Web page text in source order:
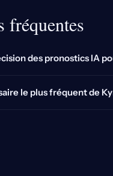
fréquentes
des pronostics IA
le plus fréquent de